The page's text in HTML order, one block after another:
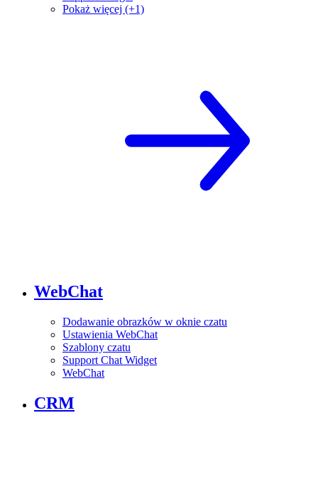
Pokaż więcej (+1)
WebChat
Dodawanie obrazków w oknie czatu
Ustawienia WebChat
Szablony czatu
Support Chat Widget
WebChat
CRM